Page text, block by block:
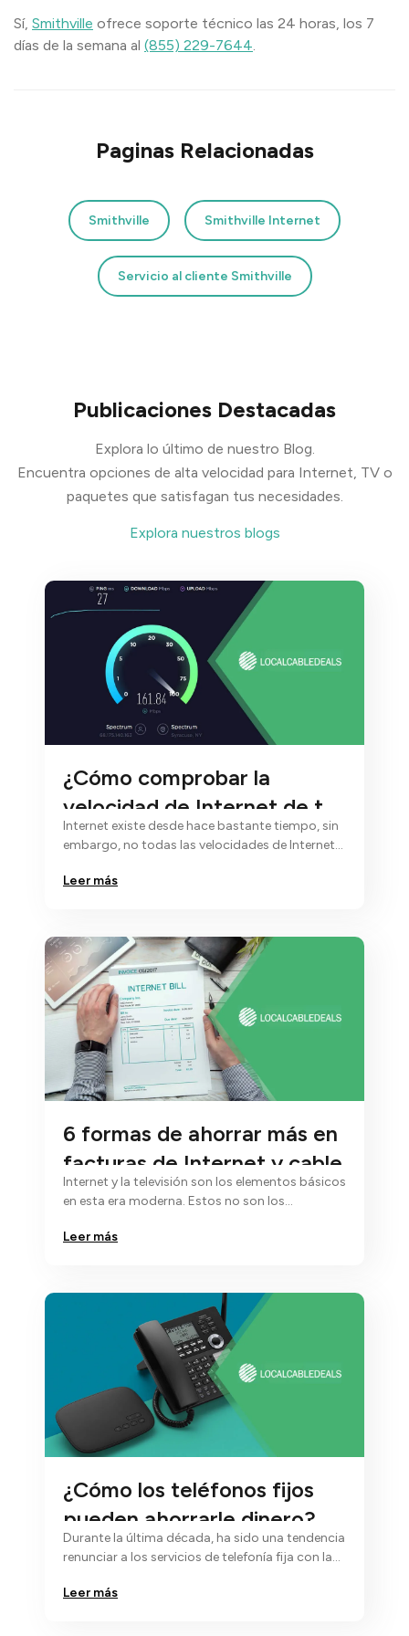
Sí, Smithville ofrece soporte técnico las 24 horas, los 7
días de la semana al (855) 229-7644.
Paginas Relacionadas
Smithville Smithville Internet
Servicio al cliente Smithville
Publicaciones Destacadas
Explora lo último de nuestro Blog.
Encuentra opciones de alta velocidad para Internet, TV o
paquetes que satisfagan tus necesidades.
Explora nuestros blogs
¿Cómo comprobar la
velocidad de Internet de tu
casa?
Internet existe desde hace bastante tiempo, sin
embargo, no todas las velocidades de Internet
Leer más
6 formas de ahorrar más en
facturas de Internet y cable
Internet y la televisión son los elementos básicos
en esta era moderna. Estos no son los
Leer más
¿Cómo los teléfonos fijos
pueden ahorrarle dinero?
Durante la última década, ha sido una tendencia
renunciar a los servicios de telefonía fija con la
Leer más